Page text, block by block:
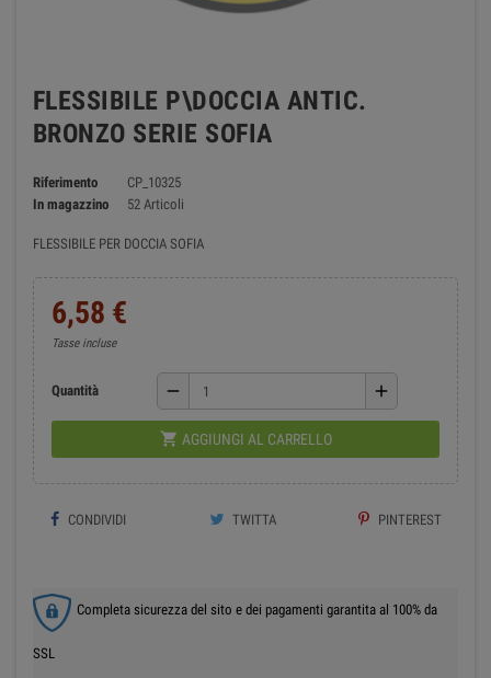
FLESSIBILE P\DOCCIA ANTIC.
BRONZO SERIE SOFIA
Riferimento
CP_10325
In magazzino
52 Articoli
FLESSIBILE PER DOCCIA SOFIA
6,58 €
Tasse incluse
Quantità remove add
 AGGIUNGI AL CARRELLO
CONDIVIDI TWITTA PINTEREST
Completa sicurezza del sito e dei pagamenti garantita al 100% da
SSL